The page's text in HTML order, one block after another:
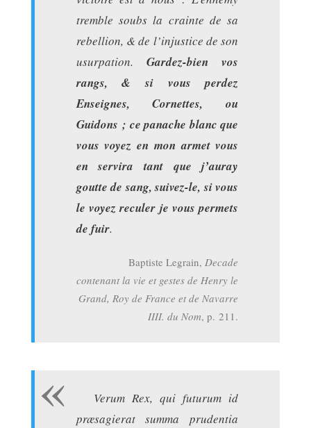
tremble soubs la crainte de sa
rebellion, & de l’injustice de son
usurpation. Gardez-bien vos
rangs, & si vous perdez
Enseignes, Cornettes, ou
Guidons ; ce panache blanc que
vous voyez en mon armet vous
en servira tant que j’auray
goutte de sang, suivez-le, si vous
le voyez reculer je vous permets
de fuir.
Baptiste Legrain,Decade
contenant la vie et gestes de Henry le
Grand, Roy de France et de Navarre
IIII. du Nom, p. 211.
Verum Rex, qui futurum id
præsagierat summa prudentia